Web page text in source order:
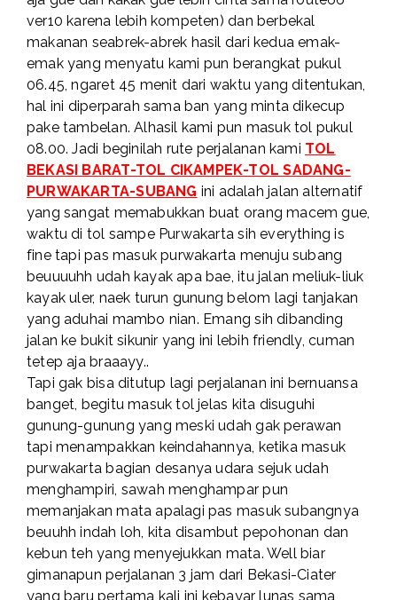
ver10 karena lebih kompeten) dan berbekal
makanan seabrek-abrek hasil dari kedua emak-
emak yang menyatu kami pun berangkat pukul
06.45, ngaret 45 menit dari waktu yang ditentukan,
hal ini diperparah sama ban yang minta dikecup
pake tambelan. Alhasil kami pun masuk tol pukul
08.00. Jadi beginilah rute perjalanan kami TOL
BEKASI BARAT-TOL CIKAMPEK-TOL SADANG-
PURWAKARTA-SUBANG ini adalah jalan alternatif
yang sangat memabukkan buat orang macem gue,
waktu di tol sampe Purwakarta sih everything is
fine tapi pas masuk purwakarta menuju subang
beuuuuhh udah kayak apa bae, itu jalan meliuk-liuk
kayak uler, naek turun gunung belom lagi tanjakan
yang aduhai mambo nian. Emang sih dibanding
jalan ke bukit sikunir yang ini lebih friendly, cuman
tetep aja braaayy..
Tapi gak bisa ditutup lagi perjalanan ini bernuansa
banget, begitu masuk tol jelas kita disuguhi
gunung-gunung yang meski udah gak perawan
tapi menampakkan keindahannya, ketika masuk
purwakarta bagian desanya udara sejuk udah
menghampiri, sawah menghampar pun
memanjakan mata apalagi pas masuk subangnya
beuuhh indah loh, kita disambut pepohonan dan
kebun teh yang menyejukkan mata. Well biar
gimanapun perjalanan 3 jam dari Bekasi-Ciater
yang baru pertama kali ini kebayar lunas sama